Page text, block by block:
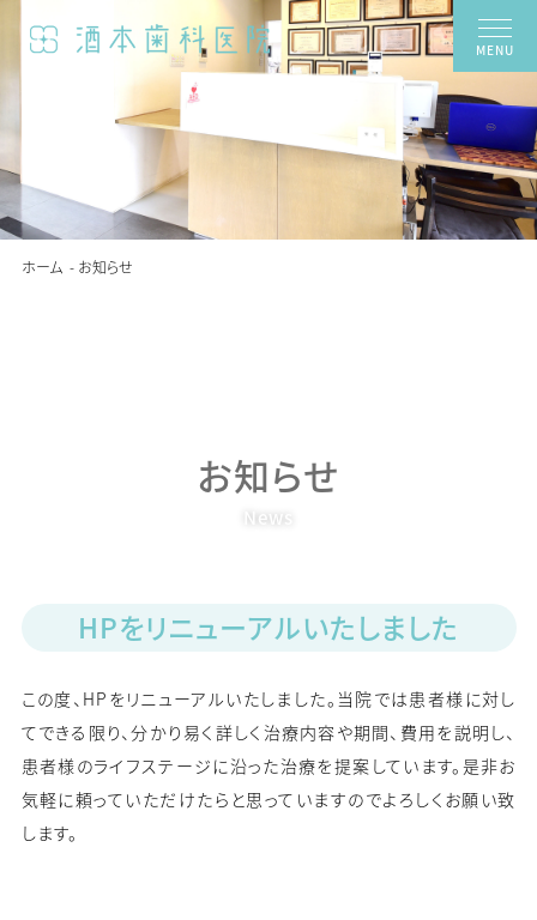
MENU
ホーム お知らせ
お知らせ
HPをリニューアルいたしました
この度、HPをリニューアルいたしました。当院では患者様に対し
てできる限り、分かり易く詳しく治療内容や期間、費用を説明し、
患者様のライフステージに沿った治療を提案しています。是非お
気軽に頼っていただけたらと思っていますのでよろしくお願い致
します。